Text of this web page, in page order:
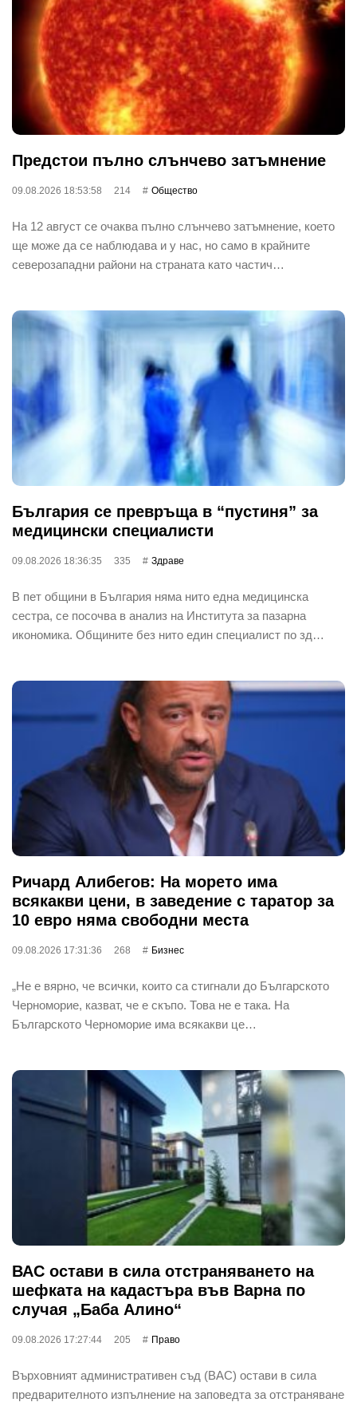
Предстои пълно слънчево затъмнение
09.08.2026 18:53:58 214 Общество
На 12 август се очаква пълно слънчево затъмнение, което
ще може да се наблюдава и у нас, но само в крайните
северозападни райони на страната като частич…
България се превръща в “пустиня” за
медицински специалисти
09.08.2026 18:36:35 335 Здраве
В пет общини в България няма нито една медицинска
сестра, се посочва в анализ на Института за пазарна
икономика. Общините без нито един специалист по зд…
Ричард Алибегов: На морето има
всякакви цени, в заведение с таратор за
10 евро няма свободни места
09.08.2026 17:31:36 268 Бизнес
„Не е вярно, че всички, които са стигнали до Българското
Черноморие, казват, че е скъпо. Това не е така. На
Българското Черноморие има всякакви це…
ВАС остави в сила отстраняването на
шефката на кадастъра във Варна по
случая „Баба Алино“
09.08.2026 17:27:44 205 Право
Върховният административен съд (ВАС) остави в сила
предварителното изпълнение на заповедта за отстраняване